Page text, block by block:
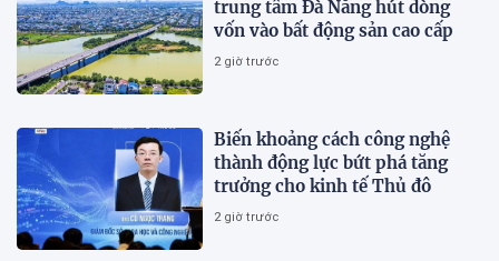
trung tâm Đà Nẵng hút dòng
vốn vào bất động sản cao cấp
2 giờ trước
Biến khoảng cách công nghệ
thành động lực bứt phá tăng
trưởng cho kinh tế Thủ đô
2 giờ trước